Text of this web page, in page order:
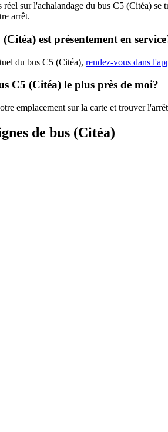
sur l'achalandage du bus C5 (Citéa) se
arrêt.
est présentement en
du bus C5 (Citéa), rendez-vous dans
C5 (Citéa) le plus près de moi?
emplacement sur la carte et trouver
de bus (Citéa)